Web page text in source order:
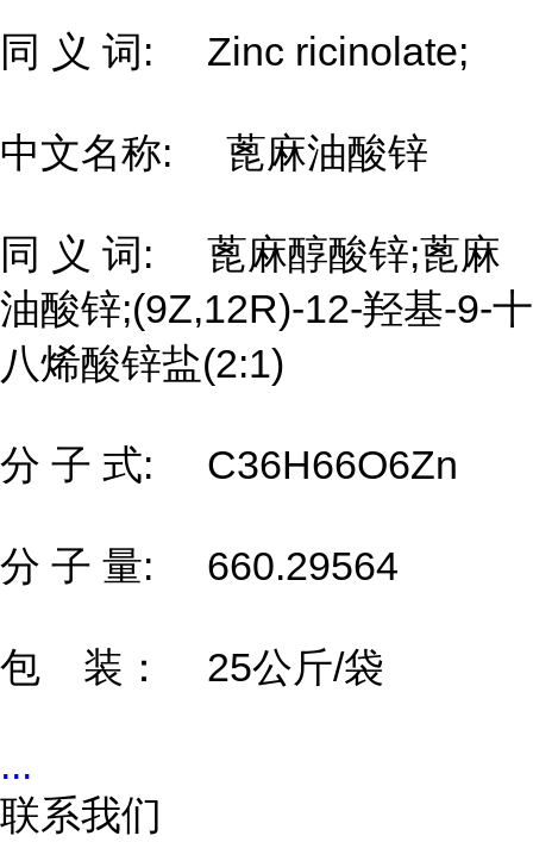
同 义 词: Zinc ricinolate;
中文名称: 蓖麻油酸锌
同 义 词: 蓖麻醇酸锌;蓖麻
油酸锌;(9Z,12R)-12-羟基-9-十
八烯酸锌盐(2:1)
分 子 式: C36H66O6Zn
分 子 量: 660.29564
包 装： 25公斤/袋
...
联系我们